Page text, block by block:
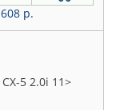
р.
5 2.0i 11>